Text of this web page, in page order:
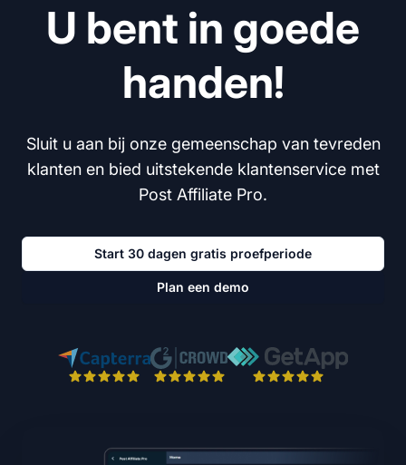
U bent in goede
handen!
Sluit u aan bij onze gemeenschap van tevreden
klanten en bied uitstekende klantenservice met
Post Affiliate Pro.
Start 30 dagen gratis proefperiode
Plan een demo